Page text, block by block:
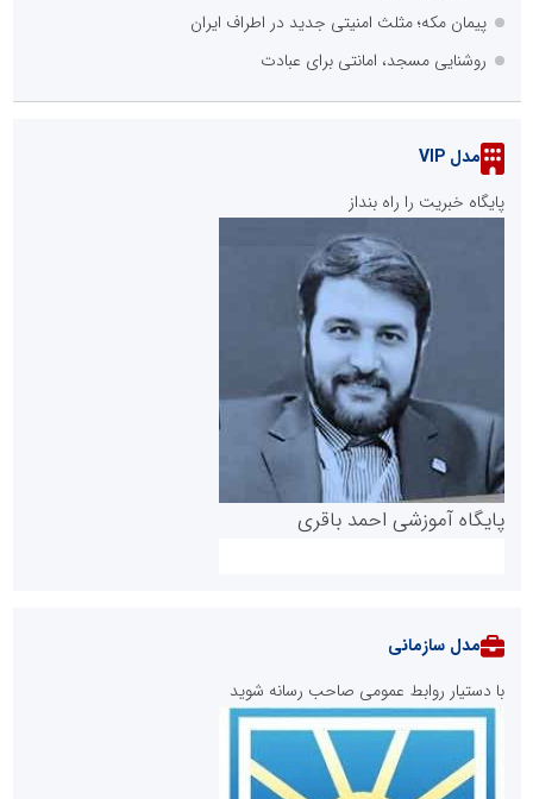
پیمان مکه؛ مثلث امنیتی جدید در اطراف ایران
روشنایی مسجد، امانتی برای عبادت
مدل VIP
پایگاه خبریت را راه بنداز
پایگاه آموزشی احمد باقری
مدل سازمانی
با دستیار روابط عمومی صاحب رسانه شوید